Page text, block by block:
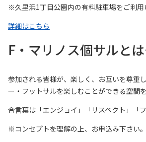
※久里浜1丁目公園内の有料駐車場をご利用
詳細はこちら
F・マリノス個サルと
参加される皆様が、楽しく、お互いを尊重
ー・フットサルを楽しむことができる空間を
合言葉は 「エンジョイ」「リスペクト」「
※コンセプトを理解の上、お申込み下さい。